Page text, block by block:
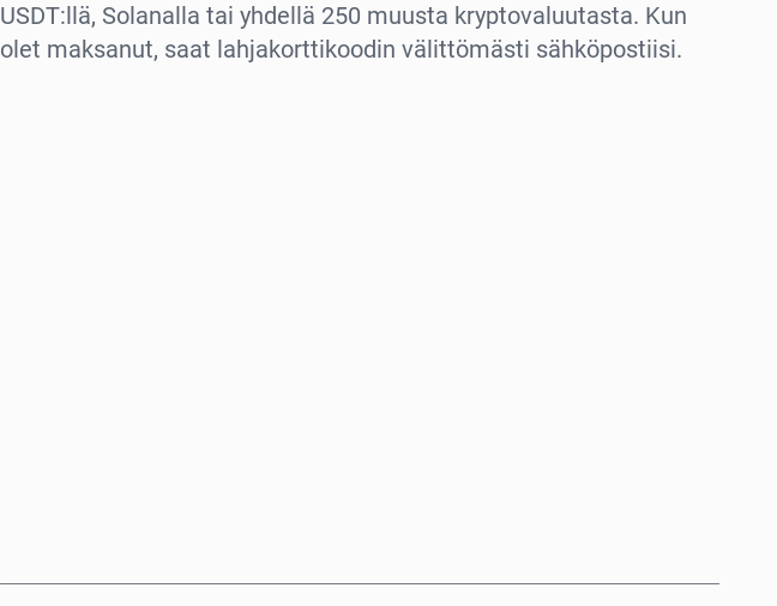
USDT:llä, Solanalla tai yhdellä 250 muusta kryptovaluutasta. Kun
olet maksanut, saat lahjakorttikoodin välittömästi sähköpostiisi.